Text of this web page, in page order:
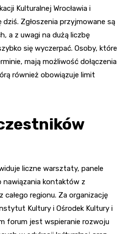
Kulturalnej Wrocławia i
dziś. Zgłoszenia przyjmowane są
a z uwagi na dużą liczbę
się wyczerpać. Osoby, które
mają możliwość dołączenia
również obowiązuje limit
liczne warsztaty, panele
nawiązania kontaktów z
regionu. Za organizację
Kultury i Ośrodek Kultury i
forum jest wspieranie rozwoju